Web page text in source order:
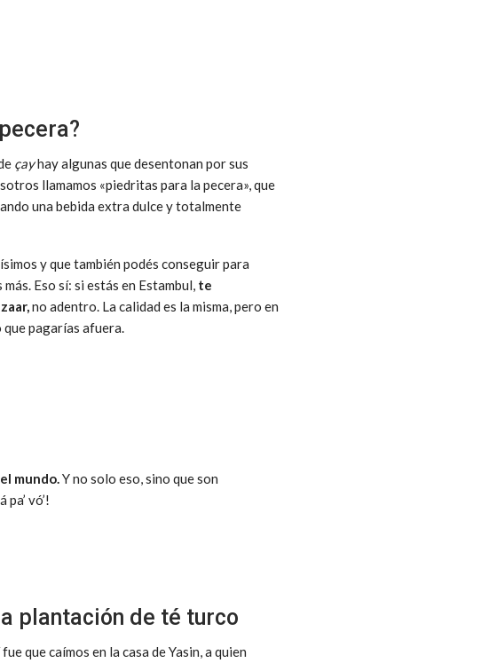
çayhay algunas que desentonan por sus
llamamos «piedritas para la pecera», que
una bebida extra dulce y totalmente
y que también podés conseguir para
Eso sí: si estás en Estambul, te
no adentro. La calidad es la misma, pero en
que pagarías afuera.
mundo.Y no solo eso, sino que son
vó’!
plantación de té turco
que caímos en la casa de Yasin, a quien